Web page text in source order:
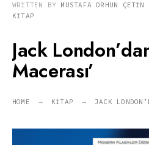
WRITTEN BY MUSTAFA ORHUN ÇETIN
KITAP
Jack
Macerası’
HOME KITAP JACK